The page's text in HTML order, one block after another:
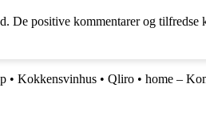
De positive kommentarer og
• Kokkensvinhus • Qliro • home –